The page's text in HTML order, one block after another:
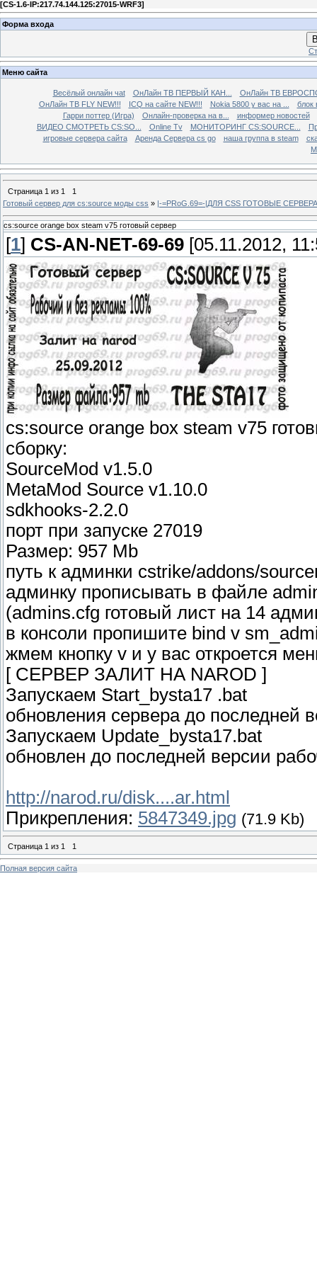
[CS-1.6-IP:217.74.144.125:27015-WRF3]
Форма входа
Меню сайта
Весёлый онлайн чаt ОнЛайн ТВ ПЕРВЫЙ КАН...
ОнЛайн ТВ
ОнЛайн ТВ FLY NEW!!!
ICQ на сайте NEW!!! Nokia 5800 у вас на ...
блок
Гарри поттер (Игра)
Онлайн-проверка на в...
информер новостей
ВИДЕО СМОТРЕТЬ CS:SO...
Online Tv МОНИТОРИНГ CS:SOURCE...
игровые сервера сайта
Аренда Сервера cs go наша группа в steam
Страница 1 из 1
1
Готовый сервер для cs:source моды css » |-=PRoG.69=-|ДЛЯ CSS ГОТОВЫЕ
cs:source orange box steam v75 готовый сервер
[1] CS-AN-NET-69-69 [05.11.2012,
cs:source orange box steam v75
сборку:
SourceMod v1.5.0
MetaMod Source v1.10.0
sdkhooks-2.2.0
порт при запуске 27019
Размер: 957 Мb
путь к админки cstrike/addons/
админку прописывать в файле
(admins.cfg готовый лист на 14
в консоли пропишите bind v
жмем кнопку v и у вас откроется
[ CЕРВЕР ЗАЛИТ НА NAROD ]
Запускаем Start_bysta17 .bat
обновления сервера до последней
Запускаем Update_bysta17.bat
обновлен до последней версии
http://narod.ru/disk....ar.html
Прикрепления: 5847349.jpg (71.9 Kb)
Страница 1 из 1 1
Полная версия сайта